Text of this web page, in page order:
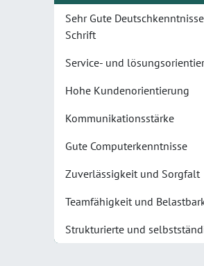
Sehr Gute
Schrift
Service- und
Hohe Kundenorientierung
Kommunikationsstärke
Gute Computerkenntnisse
Zuverlässigkeit und Sorgfalt
Teamfähigkeit und
Strukturierte und